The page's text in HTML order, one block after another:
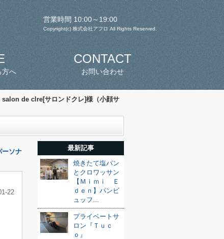
営業時間 10:00～19:00
Copyright(c) 株式会社アフロ All Rights Reserved.
方へ
CONTACT
お問い合わせ
salon de clre[サロンドクレ]様（小顔サ
ーソナ
22
最新記事
焼きたて塩パン
とクロワッサン
【Ｍｉｍｉ Ｅ
ｄｅｎ】パンビ
ュッフ...
プライベートサ
ロン『Ｔｕｃ
ｏ』